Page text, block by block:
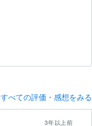
すべての評価・感想をみる
3年以上前